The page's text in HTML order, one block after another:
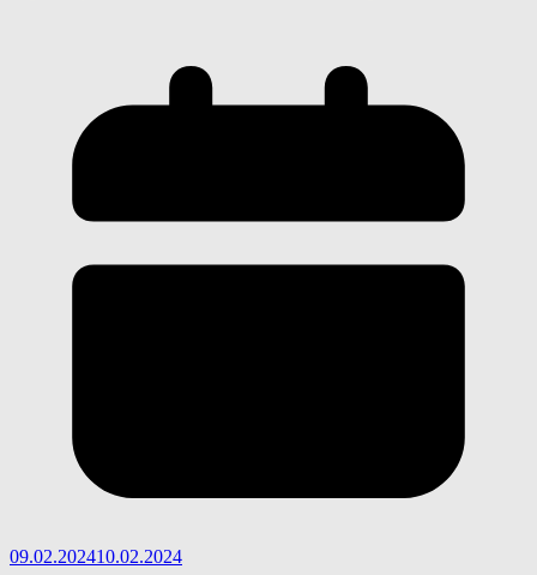
09.02.202410.02.2024